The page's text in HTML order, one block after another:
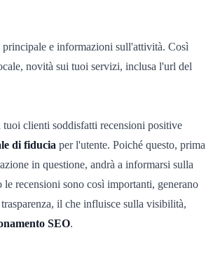
e informazioni sull'attività. Così
novità sui tuoi servizi, inclusa l'url del
clienti soddisfatti recensioni positive
di fiducia per l'utente. Poiché questo, prima
in questione, andrà a informarsi sulla
le recensioni sono così importanti, generano
il che influisce sulla visibilità,
SEO.